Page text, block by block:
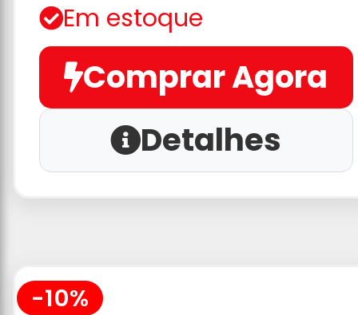
Em estoque
Comprar Agora
Detalhes
-10%